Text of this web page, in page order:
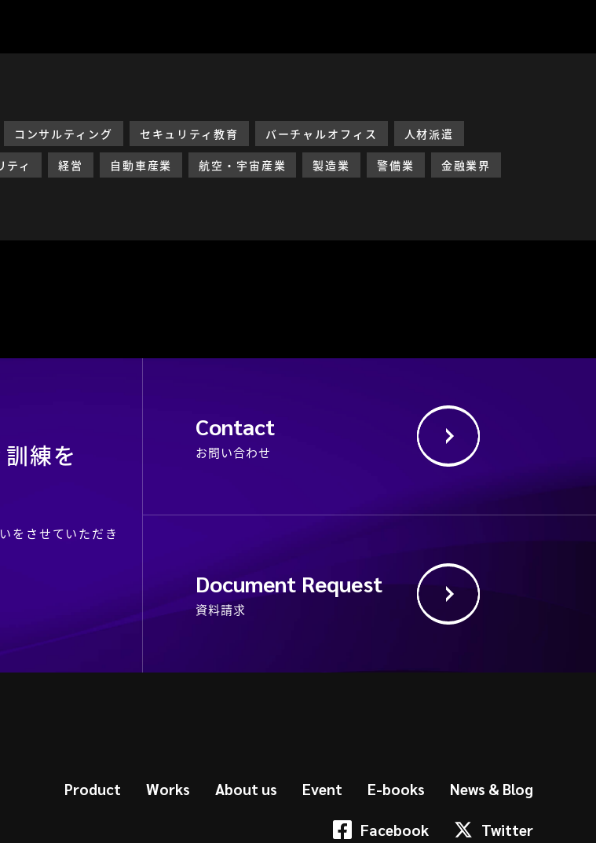
コンサルティング セキュリティ教育 バーチャルオフィス
人材派遣
ティ 経営 自動車産業 航空・宇宙産業 製造業 警備業
金融業界
練を
をさせていただき
Contact
お問い合わせ
Document Request
資料請求
Product Works About us Event E-books News & Blog
Facebook Twitter